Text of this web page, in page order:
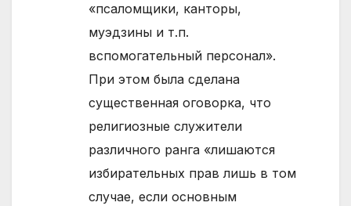
«псаломщики, канторы,
муэдзины и т.п.
вспомогательный персонал».
При этом была сделана
существенная оговорка, что
религиозные служители
различного ранга «лишаются
избирательных прав лишь в том
случае, если основным